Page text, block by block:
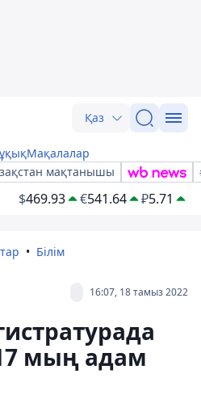
Қаз
Мақалалар
мақтанышы
$469.93 €541.64 ₽5.71
Білім
16:07, 18 тамыз 2022
мың адам